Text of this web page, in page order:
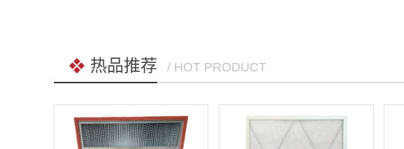
*板式过滤器的作用及选型注意事项
热品推荐 / HOT PRODUCT